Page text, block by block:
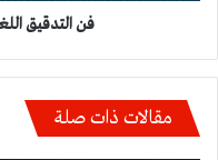
فن التدقيق
مقالات ذات صلة